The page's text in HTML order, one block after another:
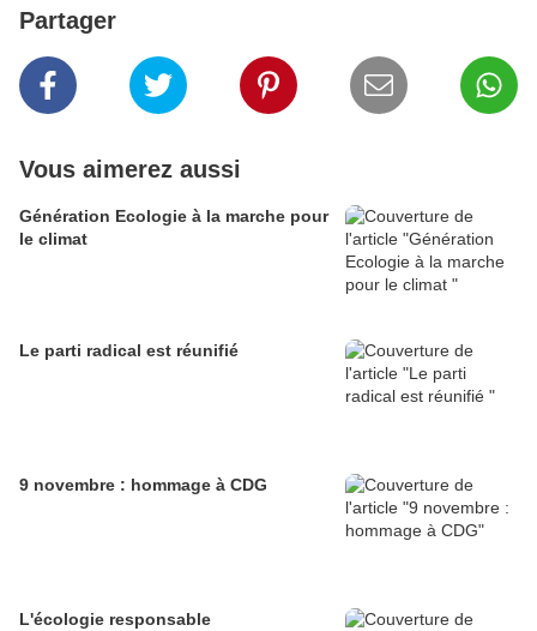
Partager
Vous aimerez aussi
Génération Ecologie à la marche pour
le climat
Le parti radical est réunifié
9 novembre : hommage à CDG
L'écologie responsable